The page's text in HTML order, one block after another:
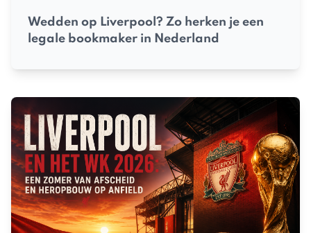
Wedden op Liverpool? Zo herken je een
legale bookmaker in Nederland